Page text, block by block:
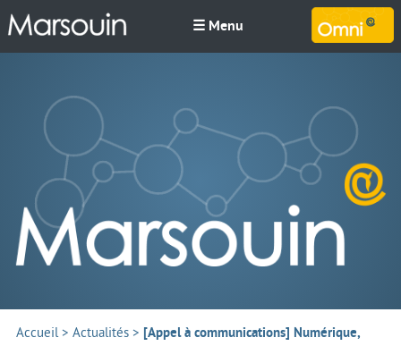
☰ Menu
Accueil> Actualités > [Appel à communications] Numérique,